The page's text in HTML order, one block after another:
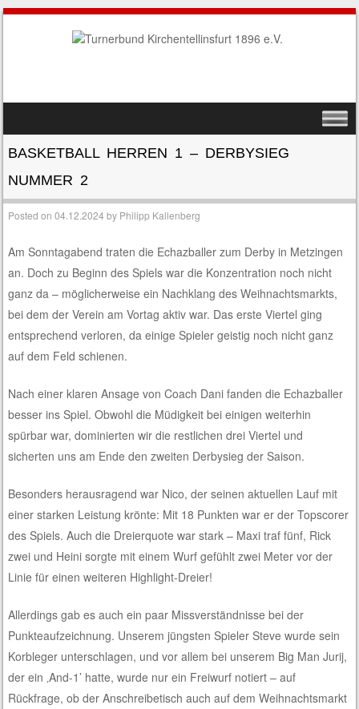
MENU
BASKETBALL HERREN 1 – DERBYSIEG
NUMMER 2
Posted on04.12.2024 by Philipp Kallenberg
Am Sonntagabend traten die Echazballer zum Derby in Metzingen
an. Doch zu Beginn des Spiels war die Konzentration noch nicht
ganz da – möglicherweise ein Nachklang des Weihnachtsmarkts,
bei dem der Verein am Vortag aktiv war. Das erste Viertel ging
entsprechend verloren, da einige Spieler geistig noch nicht ganz
auf dem Feld schienen.
Nach einer klaren Ansage von Coach Dani fanden die Echazballer
besser ins Spiel. Obwohl die Müdigkeit bei einigen weiterhin
spürbar war, dominierten wir die restlichen drei Viertel und
sicherten uns am Ende den zweiten Derbysieg der Saison.
Besonders herausragend war Nico, der seinen aktuellen Lauf mit
einer starken Leistung krönte: Mit 18 Punkten war er der Topscorer
des Spiels. Auch die Dreierquote war stark – Maxi traf fünf, Rick
zwei und Heini sorgte mit einem Wurf gefühlt zwei Meter vor der
Linie für einen weiteren Highlight-Dreier!
Allerdings gab es auch ein paar Missverständnisse bei der
Punkteaufzeichnung. Unserem jüngsten Spieler Steve wurde sein
Korbleger unterschlagen, und vor allem bei unserem Big Man Jurij,
der ein ‚And-1’ hatte, wurde nur ein Freiwurf notiert – auf
Rückfrage, ob der Anschreibetisch auch auf dem Weihnachtsmarkt